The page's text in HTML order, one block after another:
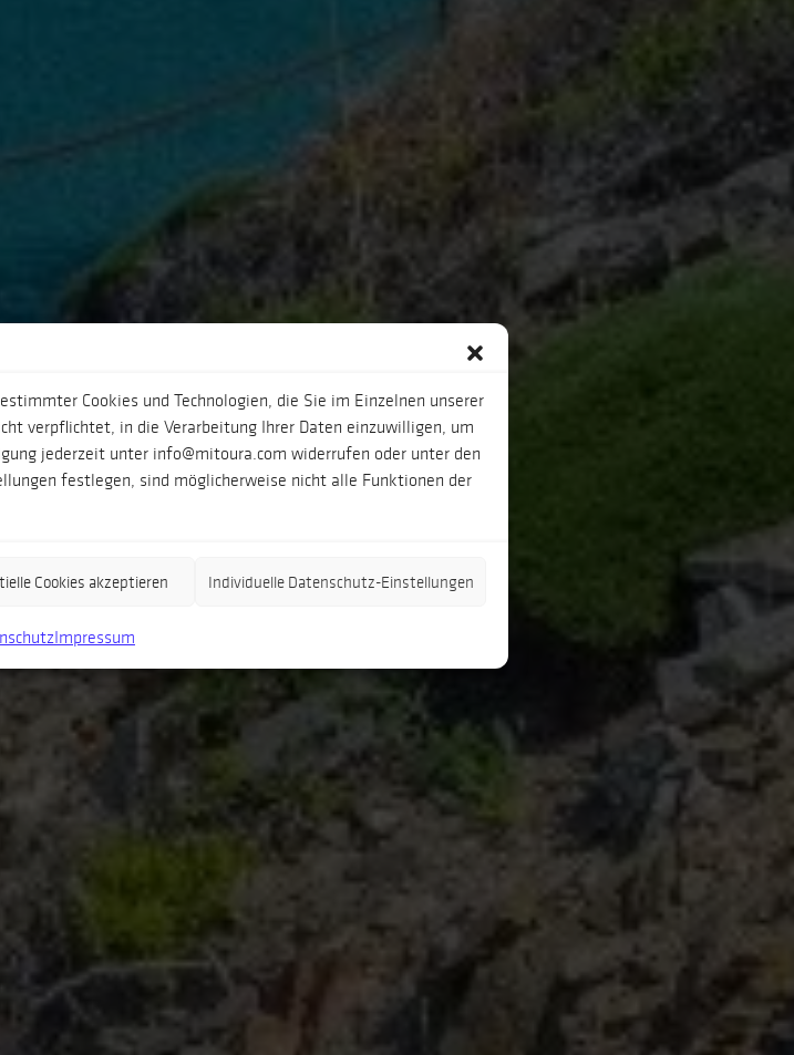
Cookies und Technologien, die Sie im Einzelnen unserer
verpflichtet, in die Verarbeitung Ihrer Daten einzuwilligen, um
jederzeit unter info@mitoura.com widerrufen oder unter den
festlegen, sind möglicherweise nicht alle Funktionen der
Cookies akzeptieren Individuelle Datenschutz-Einstellungen
Impressum